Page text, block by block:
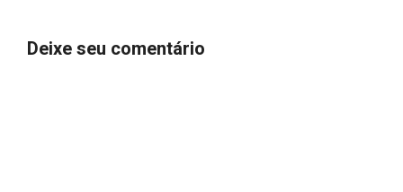
Deixe seu comentário